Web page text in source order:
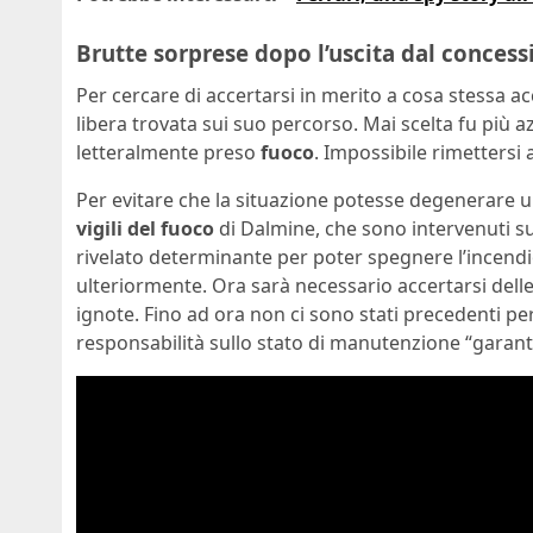
Brutte sorprese dopo l’uscita dal
Per cercare di accertarsi in merito a cosa stessa
libera trovata sui suo percorso. Mai scelta fu più
letteralmente preso fuoco. Impossibile rimettersi
Per evitare che la situazione potesse
vigili del fuoco di Dalmine, che sono intervenuti
rivelato determinante per poter spegnere
ulteriormente. Ora sarà necessario accertarsi
ignote. Fino ad ora non ci sono stati precedenti
responsabilità sullo stato di manutenzione